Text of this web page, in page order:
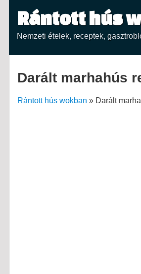
Rántott hús
Nemzeti ételek, receptek,
Darált marhahús
Rántott hús wokban » Darált